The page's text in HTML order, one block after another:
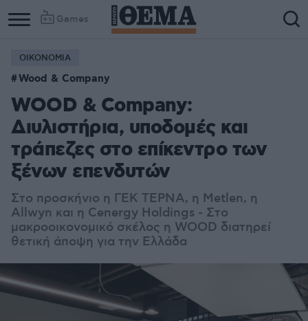
Games
ΟΙΚΟΝΟΜΙΑ
Wood & Company
WOOD & Company:
Διυλιστήρια, υποδομές και
τράπεζες στο επίκεντρο των
ξένων επενδυτών
Στο προσκήνιο η ΓΕΚ ΤΕΡΝΑ, η Metlen, η
Allwyn και η Cenergy Holdings - Στο
μακροοικονομικό σκέλος η WOOD διατηρεί
θετική άποψη για την Ελλάδα